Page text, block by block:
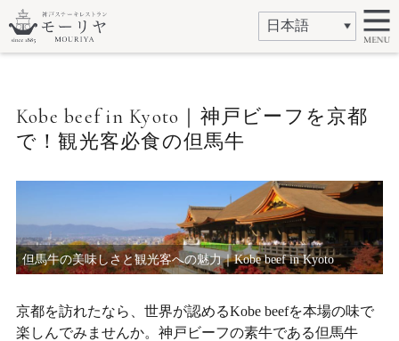
Kobe beef in Kyoto｜神戸ビーフを京都
で！観光客必食の但馬牛
但馬牛の美味しさと観光客への魅力｜Kobe beef in Kyoto
京都を訪れたなら、世界が認めるKobe beefを本場の味で
楽しんでみませんか。神戸ビーフの素牛である但馬牛